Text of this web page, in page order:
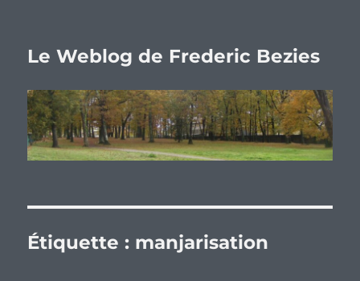
Le Weblog de Frederic Bezies
Étiquette : manjarisation